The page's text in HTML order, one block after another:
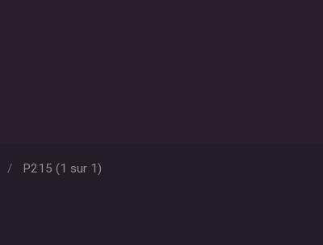
P215 (1 sur 1)